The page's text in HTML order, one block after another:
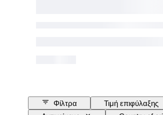
Φίλτρα Τιμή επιφύλαξης